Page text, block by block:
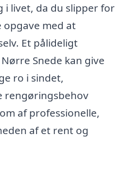
i livet, da du slipper for
med at
Et pålideligt
Snede kan give
ro i sindet,
rengøringsbehov
af professionelle,
af et rent og